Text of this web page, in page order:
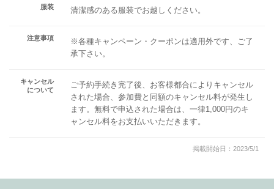
服装 清潔感のある服装でお越しください。
注意事項
※各種キャンペーン・クーポンは適用外です、ご了
承下さい。
キャンセル
について
ご予約手続き完了後、お客様都合によりキャンセル
された場合、参加費と同額のキャンセル料が発生し
ます。無料で申込された場合は、一律1,000円のキ
ャンセル料をお支払いいただきます。
掲載開始日：2023/5/1